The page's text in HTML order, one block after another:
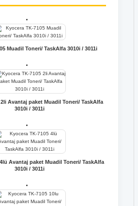
Muadil Toneri/ TaskAlfa 3010i / 3011i
Avantaj paket Muadil Toneri/ TaskAlfa
3010i / 3011i
Avantaj paket Muadil Toneri/ TaskAlfa
3010i / 3011i